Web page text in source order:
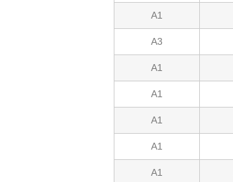
A1
A3
A1
A1
A1
A1
A1